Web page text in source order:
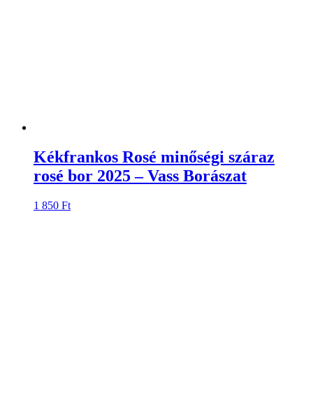
Kékfrankos Rosé minőségi száraz
rosé bor 2025 – Vass Borászat
1 850 Ft